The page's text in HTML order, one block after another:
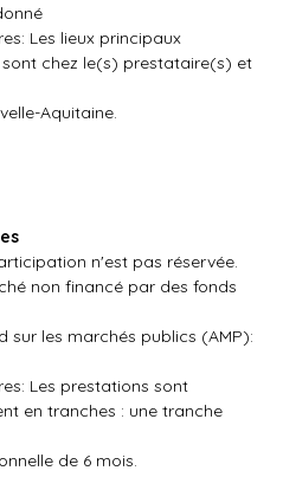
Les lieux principaux
chez le(s) prestataire(s) et
Aquitaine.
n'est pas réservée.
non financé par des fonds
sur les marchés publics (AMP):
Les prestations sont
en tranches : une tranche
de 6 mois.